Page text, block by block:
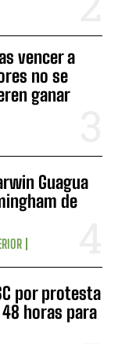
vencer a
no se
ganar
Guagua
de
por protesta
48 horas para